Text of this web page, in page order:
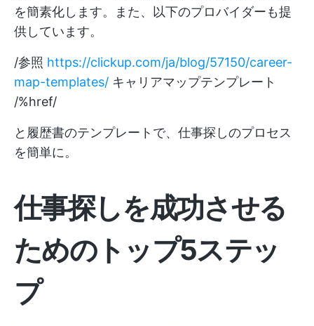
を簡素化します。また、以下のプロバイダーも提
供しています。
/参照 https://clickup.com/ja/blog/57150/career-
map-templates/ キャリアマップテンプレート
/%href/
と履歴書のテンプレートで、仕事探しのプロセス
を簡単に。
仕事探しを成功させる
ためのトップ5ステッ
プ